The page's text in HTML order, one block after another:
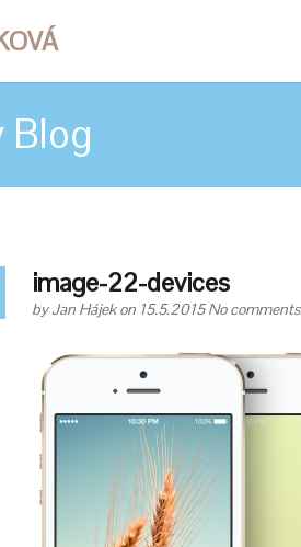
Blog
image-22-devices
byJan Hájekon 15.5.2015No comments